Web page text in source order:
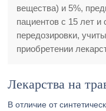
вещества) и 5%,
пациентов с 15 лет
передозировки,
приобретении
Лекарства на
В отличие от